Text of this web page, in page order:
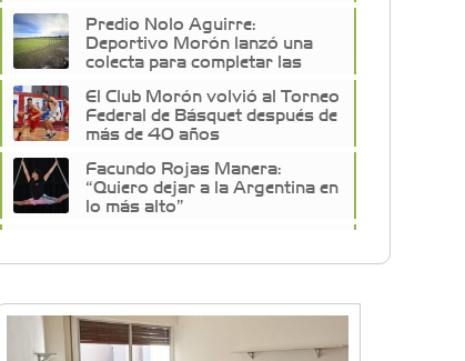
Predio Nolo Aguirre:
Deportivo Morón lanzó una
colecta para completar las
El Club Morón volvió al Torneo
Federal de Básquet después de
más de 40 años
Facundo Rojas Manera:
“Quiero dejar a la Argentina en
lo más alto”
desconocida de los arcos del
Club Morón celebró sus 127
años con un fiestón